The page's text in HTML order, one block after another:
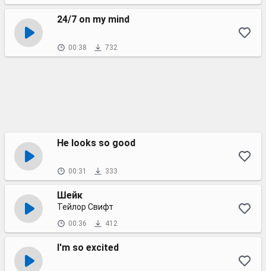
24/7 on my mind
00:38 732
He looks so good
00:31 333
Шейк
Тейлор Свифт
00:36 412
I'm so excited